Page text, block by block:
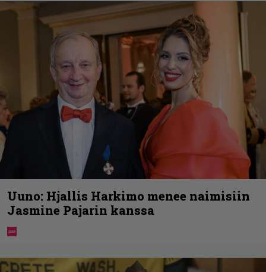
Uuno: Hjallis Harkimo menee naimisiin
Jasmine Pajarin kanssa